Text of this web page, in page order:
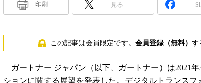
印刷 見る
この記事は会員限定です。 会員登録（無料） す
ガートナー ジャパン（以下、ガートナー）は2021
ションに関する展望を発表した。デジタルトランス